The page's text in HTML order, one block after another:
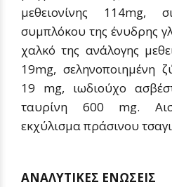
μεθειονίνης 114mg,
συμπλόκου της ένυδρης
χαλκό της ανάλογης
19mg, σεληνοποιημένη
19 mg, ιωδιούχο
ταυρίνη 600 mg.
εκχύλισμα πράσινου
ΑΝΑΛΥΤΙΚΕΣ ΕΝΩΣΕΙΣ